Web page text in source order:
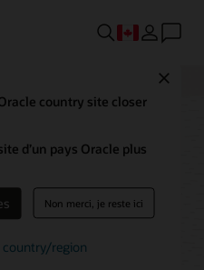
country site closer
d’un pays Oracle plus
Non merci, je reste ici
country/region